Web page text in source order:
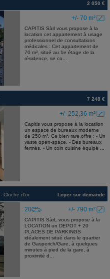
2 050 €
+/- 70 m²
CAPITIS Sàrl vous propose à la
location cet appartement à usage
professionnel de consultations
médicales : Cet appartement de
70 m², situé au 1e étage de la
résidence, se co...
7 248 €
+/- 252,36 m²
Capitis vous propose à la locatiion
un espace de bureaux moderne
de 250 m². Ce bien rare offre : - Un
vaste open-space, - Des bureaux
fermés, - Un coin cuisine équipé ...
Cloche d'or Loyer sur demande
+/- 790 m²
20
CAPITIS SàrL vous propose à la
LOCATION un DEPOT + 20
PLACES DE PARKINGS
idéalement situé dans le quartier
de Gasperich/Gare, à quelques
minutes à pied de la gare, à
proximité d...